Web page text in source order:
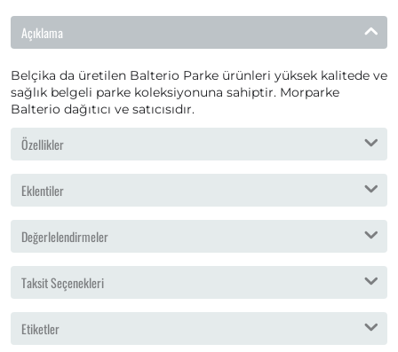
Açıklama
Belçika da üretilen Balterio Parke ürünleri yüksek kalitede ve
sağlık belgeli parke koleksiyonuna sahiptir. Morparke
Balterio dağıtıcı ve satıcısıdır.
Özellikler
Eklentiler
Değerlelendirmeler
Taksit Seçenekleri
Etiketler